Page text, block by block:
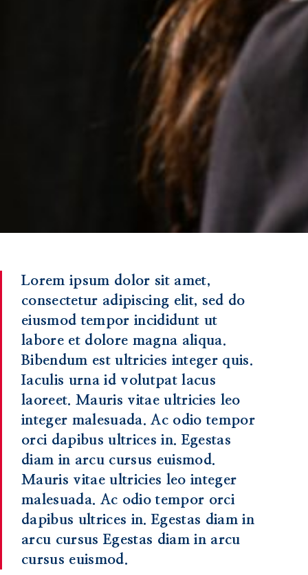
Lorem ipsum dolor sit amet,
consectetur adipiscing elit, sed do
eiusmod tempor incididunt ut
labore et dolore magna aliqua.
Bibendum est ultricies integer quis.
Iaculis urna id volutpat lacus
laoreet. Mauris vitae ultricies leo
integer malesuada. Ac odio tempor
orci dapibus ultrices in. Egestas
diam in arcu cursus euismod.
Mauris vitae ultricies leo integer
malesuada. Ac odio tempor orci
dapibus ultrices in. Egestas diam in
arcu cursus Egestas diam in arcu
cursus euismod.